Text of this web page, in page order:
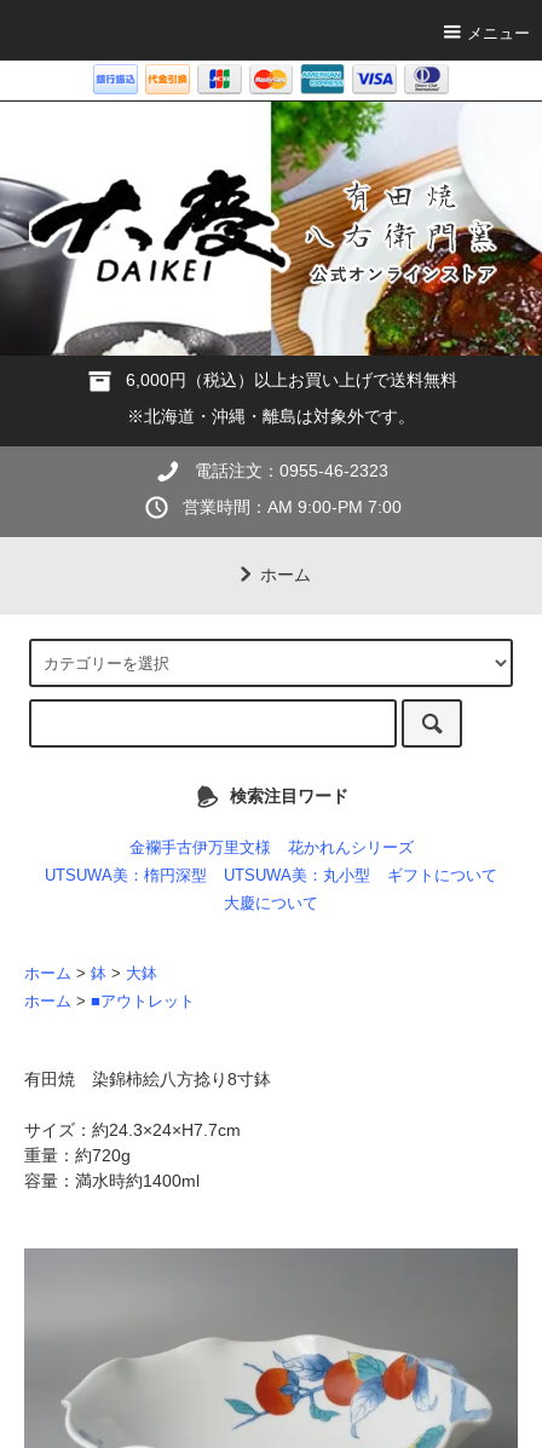
メニュー
6,000円（税込）以上お買い上げで送料無料
※北海道・沖縄・離島は対象外です。
電話注文：0955-46-2323
営業時間：AM 9:00-PM 7:00
ホーム
検索注目ワード
金襴手古伊万里文様
花かれんシリーズ
UTSUWA美：楕円深型
UTSUWA美：丸小型
ギフトについて
大慶について
ホーム > 鉢 > 大鉢
ホーム > ■アウトレット
有田焼 染錦柿絵八方捻り8寸鉢
サイズ：約24.3×24×H7.7cm
重量：約720g
容量：満水時約1400ml